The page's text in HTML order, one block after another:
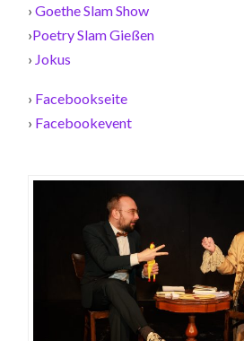
›Goethe Slam Show
›Poetry Slam Gießen
› Jokus
› Facebookseite
› Facebookevent